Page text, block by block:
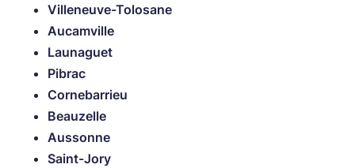
Villeneuve-Tolosane
Aucamville
Launaguet
Pibrac
Cornebarrieu
Beauzelle
Aussonne
Saint-Jory